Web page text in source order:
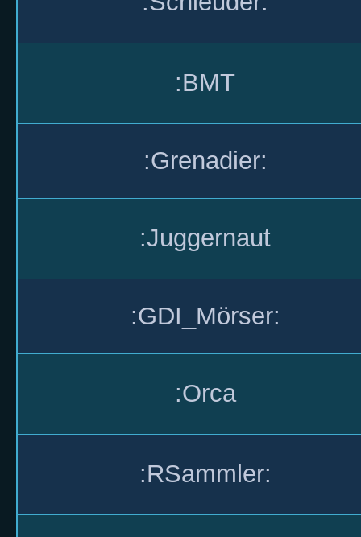
:BMT
:Grenadier:
:Juggernaut
:GDI_Mörser:
:Orca
:RSammler: